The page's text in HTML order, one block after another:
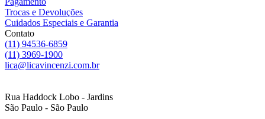
Trocas e Devoluções
Cuidados Especiais e Garantia
Contato
(11) 94536-6859
(11) 3969-1900
lica@licavincenzi.com.br
Rua Haddock Lobo - Jardins
São Paulo - São Paulo